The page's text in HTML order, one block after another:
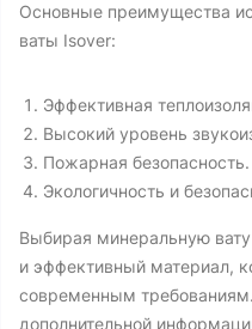
Основные преимущества
ваты Isover:
Эффективная
Высокий уровень
Пожарная безопасность.
Экологичность и
Выбирая минеральную
и эффективный материал,
современным
дополнительной